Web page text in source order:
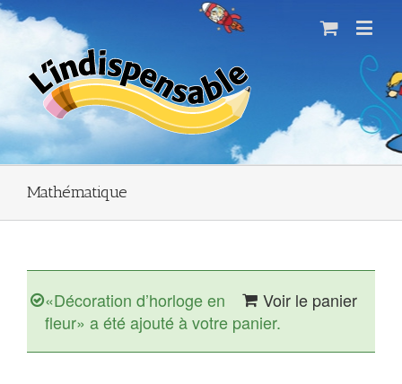
Mathématique
Voir le panier
«Décoration d’horloge en
fleur» a été ajouté à votre panier.